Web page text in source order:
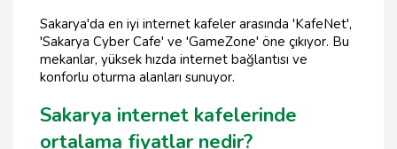
Sakarya'da en iyi internet kafeler arasında 'KafeNet',
'Sakarya Cyber Cafe' ve 'GameZone' öne çıkıyor. Bu
mekanlar, yüksek hızda internet bağlantısı ve
konforlu oturma alanları sunuyor.
Sakarya internet kafelerinde
ortalama fiyatlar nedir?